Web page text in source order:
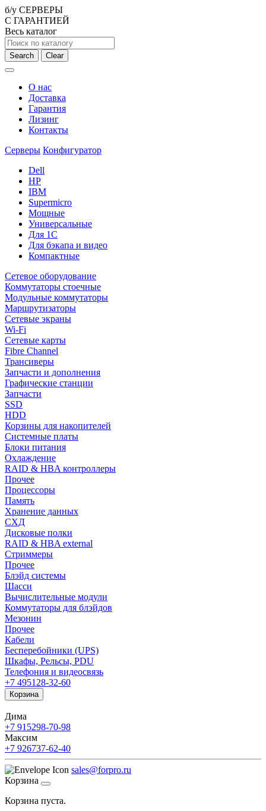
б/у СЕРВЕРЫ
С ГАРАНТИЕЙ
Весь каталог
Search Clear
О нас
Доставка
Гарантия
Лизинг
Контакты
Серверы Конфигуратор
Dell
HP
IBM
Supermicro
Мощные
Универсальные
Для 1С
Для бэкапа и видео
Компактные
Сетевое оборудование
Коммутаторы стоечные
Модульные коммутаторы
Маршрутизаторы
Сетевые экраны
Wi-Fi
Сетевые карты
Fibre Channel
Трансиверы
Запчасти и дополнения
Графические станции
Запчасти
SSD
HDD
Корзины для накопителей
Системные платы
Блоки питания
Охлаждение
RAID & HBA контроллеры
Прочее
Процессоры
Память
Хранение данных
СХД
Дисковые полки
RAID & HBA external
Стриммеры
Прочее
Блэйд системы
Шасси
Вычислительные модули
Коммутаторы для блэйдов
Мезонин
Прочее
Кабели
Бесперебойники (UPS)
Шкафы, Рельсы, PDU
Телефония и видеосвязь
+7 495128-32-60
Корзина
Дима
+7 915298-70-98
Максим
+7 926737-62-40
sales@forpro.ru
Корзина
Корзина пуста.